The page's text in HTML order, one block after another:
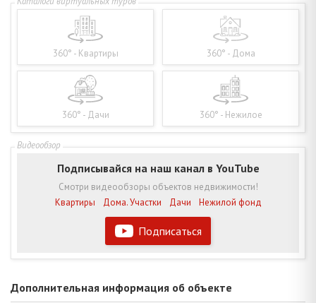
360° - Квартиры 360° - Дома
360° - Дачи 360° - Нежилое
Подписаться
Подписывайся на наш канал в YouTube
Смотри видеообзоры объектов недвижимости!
Квартиры
Дома. Участки Дачи Нежилой фонд
Дополнительная информация об объекте